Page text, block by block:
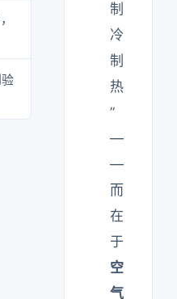
制
冷
制
热
”
—
—
而
在
于
空
气